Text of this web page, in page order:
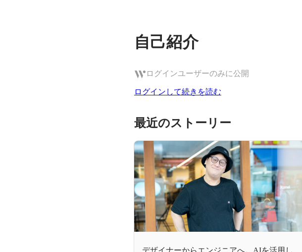
自己紹介
ログインユーザーのみに公開
ログインして続きを読む
最近のストーリー
デザイナーからエンジニアへ。AIを活用し